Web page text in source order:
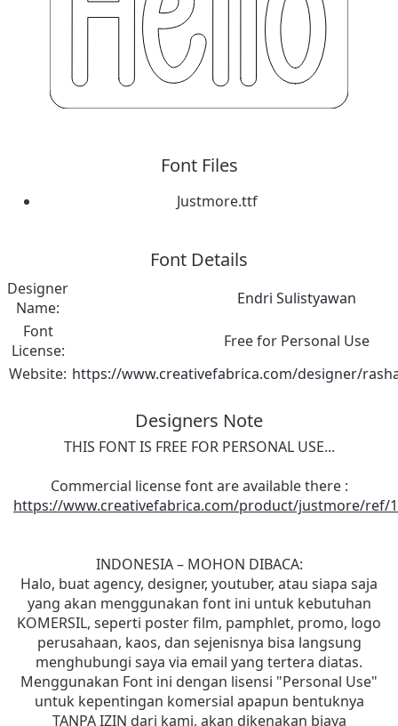
Font Files
Justmore.ttf
Font Details
Designer
Name:
Endri Sulistyawan
Font
License:
Free for Personal Use
Website: https://www.creativefabrica.com/designer/
Designers Note
THIS FONT IS FREE FOR PERSONAL USE...
Commercial license font are available there :
https://www.creativefabrica.com/product/justmore/ref/
INDONESIA – MOHON DIBACA:
Halo, buat agency, designer, youtuber, atau siapa saja
yang akan menggunakan font ini untuk kebutuhan
KOMERSIL, seperti poster film, pamphlet, promo, logo
perusahaan, kaos, dan sejenisnya bisa langsung
menghubungi saya via email yang tertera diatas.
Menggunakan Font ini dengan lisensi "Personal Use"
untuk kepentingan komersial apapun bentuknya
TANPA IZIN dari kami, akan dikenakan biaya